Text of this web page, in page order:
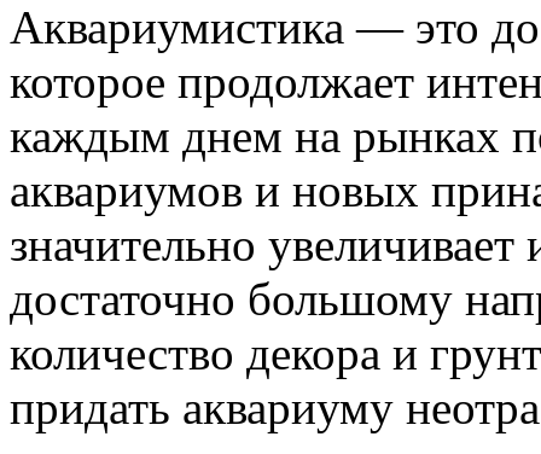
Аквариумистика — это
которое продолжает
каждым днем на рынках
аквариумов и новых
значительно
достаточно большому
количество декора и
придать аквариуму